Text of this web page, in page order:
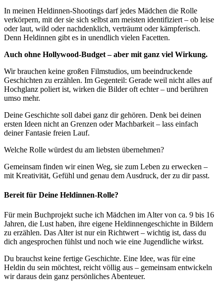
In meinen Heldinnen-Shootings darf jedes Mädchen die Rolle
verkörpern, mit der sie sich selbst am meisten identifiziert – ob leise
oder laut, wild oder nachdenklich, verträumt oder kämpferisch.
Denn Heldinnen gibt es in unendlich vielen Facetten.
Auch ohne Hollywood-Budget – aber mit ganz viel Wirkung.
Wir brauchen keine großen Filmstudios, um beeindruckende
Geschichten zu erzählen. Im Gegenteil: Gerade weil nicht alles auf
Hochglanz poliert ist, wirken die Bilder oft echter – und berühren
umso mehr.
Deine Geschichte soll dabei ganz dir gehören. Denk bei deinen
ersten Ideen nicht an Grenzen oder Machbarkeit – lass einfach
deiner Fantasie freien Lauf.
Welche Rolle würdest du am liebsten übernehmen?
Gemeinsam finden wir einen Weg, sie zum Leben zu erwecken –
mit Kreativität, Gefühl und genau dem Ausdruck, der zu dir passt.
Bereit für Deine Heldinnen-Rolle?
Für mein Buchprojekt suche ich Mädchen im Alter von ca. 9 bis 16
Jahren, die Lust haben, ihre eigene Heldinnengeschichte in Bildern
zu erzählen. Das Alter ist nur ein Richtwert – wichtig ist, dass du
dich angesprochen fühlst und noch wie eine Jugendliche wirkst.
Du brauchst keine fertige Geschichte. Eine Idee, was für eine
Heldin du sein möchtest, reicht völlig aus – gemeinsam entwickeln
wir daraus dein ganz persönliches Abenteuer.